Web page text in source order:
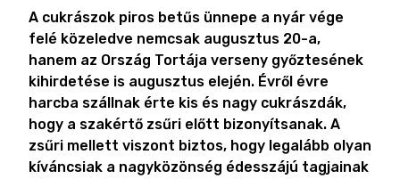
A cukrászok piros betűs ünnepe a nyár vége
felé közeledve nemcsak augusztus 20-a,
hanem az Ország Tortája verseny győztesének
kihirdetése is augusztus elején. Évről évre
harcba szállnak érte kis és nagy cukrászdák,
hogy a szakértő zsűri előtt bizonyítsanak. A
zsűri mellett viszont biztos, hogy legalább olyan
kíváncsiak a nagyközönség édesszájú tagjainak